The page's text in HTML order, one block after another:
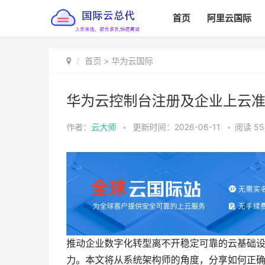
首页 阿里云国际
首页 > 华为云国际
华为云控制台注册及企业上云
作者： 云大师 • 更新时间：2026-06-11 • 阅读
推动企业数字化转型离不开稳定可靠的云基础
力。本文将从系统架构师的角度，分享如何正